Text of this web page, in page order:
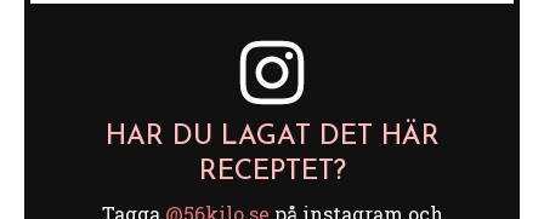
HAR DU LAGAT DET HÄR
RECEPTET?
Tagga @56kilo.se på instagram och